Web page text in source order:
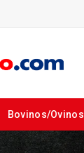
Bovinos/Ovinos